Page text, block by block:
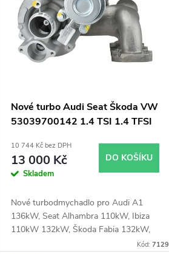
Nové turbo Audi Seat Škoda VW
53039700142 1.4 TSI 1.4 TFSI
10 744 Kč bez DPH
13 000 Kč
Skladem
DO KOŠÍKU
Nové turbodmychadlo pro Audi A1
136kW, Seat Alhambra 110kW, Ibiza
110kW 132kW, Škoda Fabia 132kW,
VW Beetle 118kW, CC 118kW, EOS
Kód: 7129